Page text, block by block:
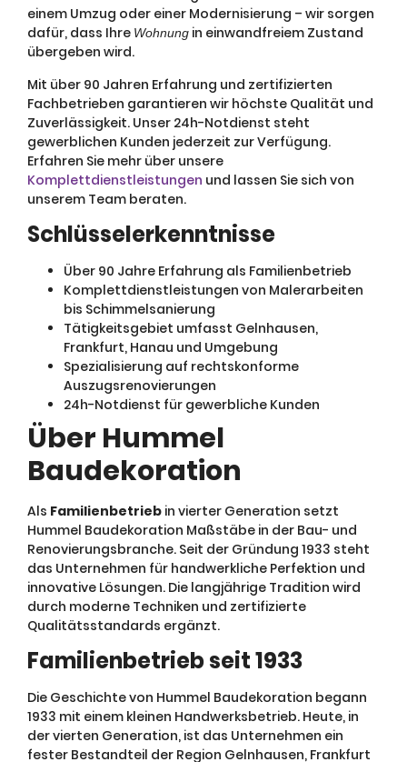
einem Umzug oder einer Modernisierung – wir sorgen
dafür, dass Ihre Wohnung in einwandfreiem Zustand
übergeben wird.
Mit über 90 Jahren Erfahrung und zertifizierten
Fachbetrieben garantieren wir höchste Qualität und
Zuverlässigkeit. Unser 24h-Notdienst steht
gewerblichen Kunden jederzeit zur Verfügung.
Erfahren Sie mehr über unsere
Komplettdienstleistungen und lassen Sie sich von
unserem Team beraten.
Schlüsselerkenntnisse
Über 90 Jahre Erfahrung als Familienbetrieb
Komplettdienstleistungen von Malerarbeiten
bis Schimmelsanierung
Tätigkeitsgebiet umfasst Gelnhausen,
Frankfurt, Hanau und Umgebung
Spezialisierung auf rechtskonforme
Auszugsrenovierungen
24h-Notdienst für gewerbliche Kunden
Über Hummel
Baudekoration
Als Familienbetrieb in vierter Generation setzt
Hummel Baudekoration Maßstäbe in der Bau- und
Renovierungsbranche. Seit der Gründung 1933 steht
das Unternehmen für handwerkliche Perfektion und
innovative Lösungen. Die langjährige Tradition wird
durch moderne Techniken und zertifizierte
Qualitätsstandards ergänzt.
Familienbetrieb seit 1933
Die Geschichte von Hummel Baudekoration begann
1933 mit einem kleinen Handwerksbetrieb. Heute, in
der vierten Generation, ist das Unternehmen ein
fester Bestandteil der Region Gelnhausen, Frankfurt